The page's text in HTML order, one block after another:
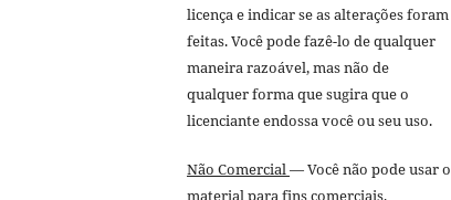
licença e indicar se as alterações foram
feitas. Você pode fazê-lo de qualquer
maneira razoável, mas não de
qualquer forma que sugira que o
licenciante endossa você ou seu uso.
Não Comercial— Você não pode usar o
material para fins comerciais.